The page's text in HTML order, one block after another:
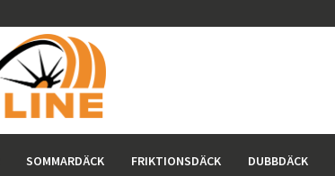
SOMMARDÄCK FRIKTIONSDÄCK DUBBDÄCK